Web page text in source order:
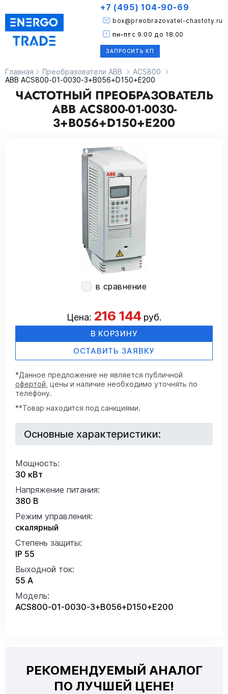
ЗАПРОСИТЬ КП
box@preobrazovatel-chastoty.ru
+7 (495) 104-90-69
пн-пт с 9:00 до 18:00
Главная Преобразователи ABB
ACS800
ABB ACS800-01-0030-3+B056+D150+E200
ЧАСТОТНЫЙ ПРЕОБРАЗОВАТЕЛЬ
ABB ACS800-01-0030-
3+B056+D150+E200
в сравнение
Цена: 216 144 руб.
В КОРЗИНУ
ОСТАВИТЬ ЗАЯВКУ
*Данное предложение не является публичной
офертой , цены и наличие необходимо уточнять по
телефону.
**Товар находится под санкциями.
Основные характеристики:
Мощность:
30 кВт
Напряжение питания:
380 В
Режим управления:
скалярный
Степень защиты:
IP 55
Выходной ток:
55 А
Модель:
ACS800-01-0030-3+B056+D150+E200
РЕКОМЕНДУЕМЫЙ АНАЛОГ
ПО ЛУЧШЕЙ ЦЕНЕ!